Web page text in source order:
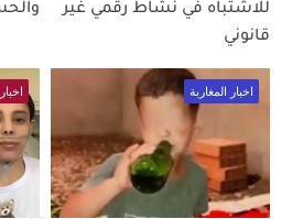
للاشتباه في نشاط رقمي غير
قانوني
اخبار المغاربة